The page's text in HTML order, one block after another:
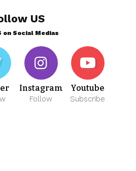
US
on Social Medias
Instagram
Follow
Youtube
Subscribe